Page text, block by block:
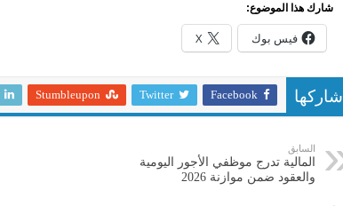
شارك هذا الموضوع:
فيس بوك X
شاركها Facebook
Twitter
Stumbleupon
السابق
المالية تدرج موظفي الأجور اليومية
والعقود ضمن موازنة 2026